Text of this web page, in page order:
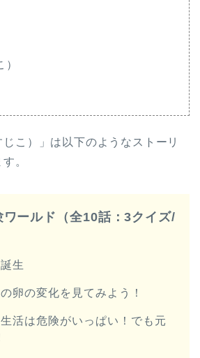
こ）」は以下のようなストーリ
。
ワールド（全10話：3クイズ/
生
卵の変化を見てみよう！
活は危険がいっぱい！でも元